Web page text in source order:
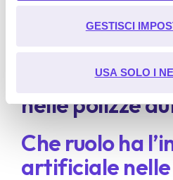
GESTISCI
informazioni personali da parte
GESTISCI
USA SOLO I
nelle polizze
Che ruolo ha
artificiale nelle